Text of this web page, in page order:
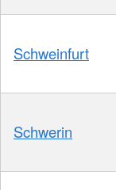
Schweinfurt
Schwerin